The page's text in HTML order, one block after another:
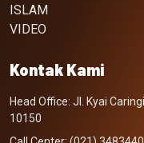
ISLAM
VIDEO
Kontak Kami
Head Office: Jl. Kyai
10150